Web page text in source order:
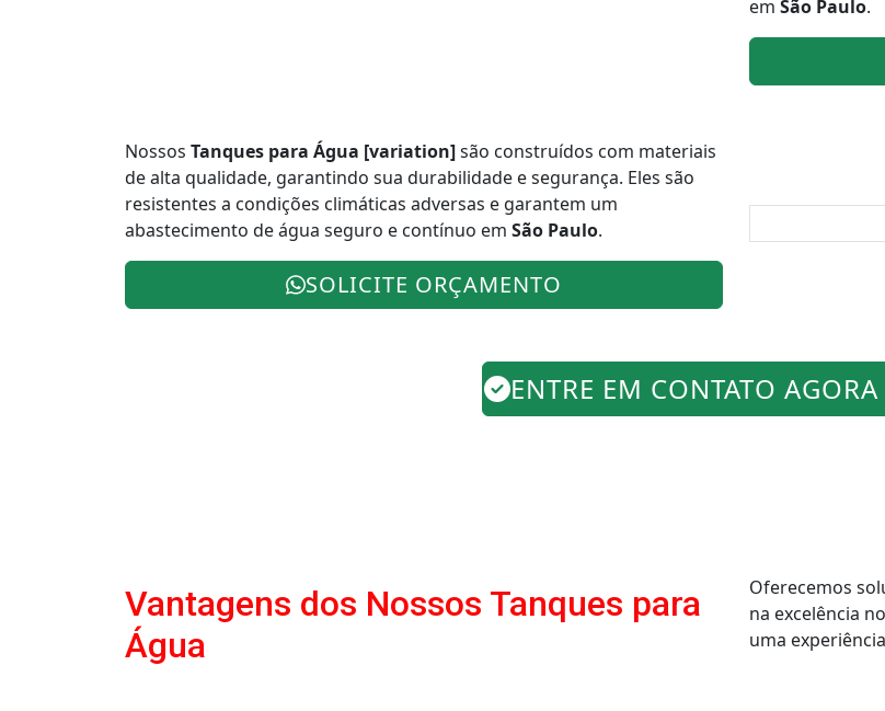
em São Paulo.
Nossos Tanques para Água [variation]são construídos com materiais
de alta qualidade, garantindo sua durabilidade e segurança. Eles são
resistentes a condições climáticas adversas e garantem um
abastecimento de água seguro e contínuo em São Paulo.
SOLICITE ORÇAMENTO
ENTRE EM CONTATO
Vantagens dos Nossos Tanques para
Água
Oferecemos
na excelência
uma